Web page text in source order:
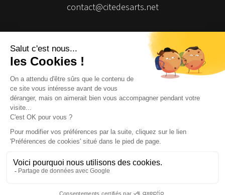
contact@citedesarts.net
© 2026 | Cité des Arts | Tous droits réservés